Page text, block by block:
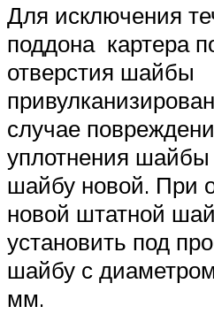
Для исключения
поддона картера
отверстия шайбы
случае
уплотнения
шайбу новой. При
новой штатной
установить под
шайбу с
мм.